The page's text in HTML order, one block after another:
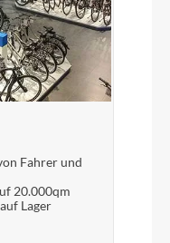
LED
32H 100-5QR
Fahrer und
20.000qm
Lager